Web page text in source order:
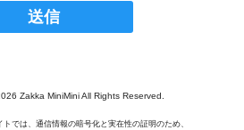
Zakka MiniMini All Rights Reserved.
トでは、通信情報の暗号化と実在性の証明のため、